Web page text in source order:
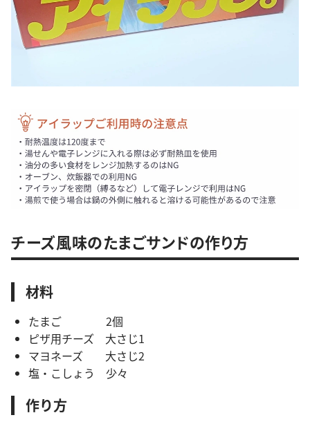
チーズ風味のたまごサンドの作り方
材料
たまご 2個
ピザ用チーズ 大さじ1
マヨネーズ 大さじ2
塩・こしょう 少々
作り方